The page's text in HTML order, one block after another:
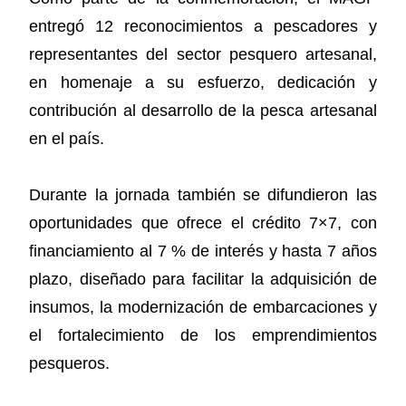
entregó 12 reconocimientos a pescadores y
representantes del sector pesquero artesanal,
en homenaje a su esfuerzo, dedicación y
contribución al desarrollo de la pesca artesanal
en el país.
Durante la jornada también se difundieron las
oportunidades que ofrece el crédito 7×7, con
financiamiento al 7 % de interés y hasta 7 años
plazo, diseñado para facilitar la adquisición de
insumos, la modernización de embarcaciones y
el fortalecimiento de los emprendimientos
pesqueros.